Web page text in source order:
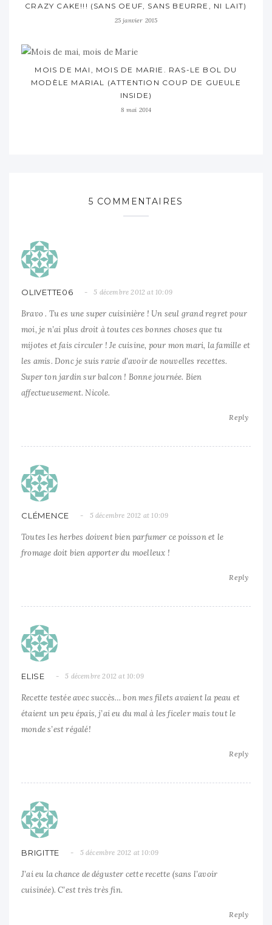
CRAZY CAKE!!! (SANS OEUF, SANS BEURRE, NI LAIT)
25 janvier 2015
MOIS DE MAI, MOIS DE MARIE. RAS-LE BOL DU
MODÈLE MARIAL (ATTENTION COUP DE GUEULE
INSIDE)
8 mai 2014
5 COMMENTAIRES
OLIVETTE06 5 décembre 2012 at 10:09
Bravo . Tu es une super cuisinière ! Un seul grand regret pour
moi, je n’ai plus droit à toutes ces bonnes choses que tu
mijotes et fais circuler ! Je cuisine, pour mon mari, la famille et
les amis. Donc je suis ravie d’avoir de nouvelles recettes.
Super ton jardin sur balcon ! Bonne journée. Bien
affectueusement. Nicole.
Reply
CLÉMENCE 5 décembre 2012 at 10:09
Toutes les herbes doivent bien parfumer ce poisson et le
fromage doit bien apporter du moelleux !
Reply
ELISE 5 décembre 2012 at 10:09
Recette testée avec succès… bon mes filets avaient la peau et
étaient un peu épais, j’ai eu du mal à les ficeler mais tout le
monde s’est régalé!
Reply
BRIGITTE 5 décembre 2012 at 10:09
J’ai eu la chance de déguster cette recette (sans l’avoir
cuisinée). C’est très très fin.
Reply